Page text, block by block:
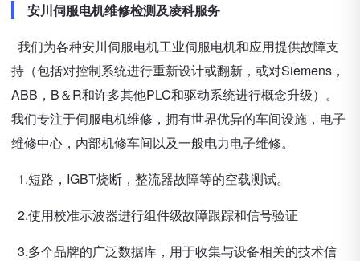
安川伺服电机维修检测及凌科服务
我们为各种安川伺服电机工业伺服电机和应用提供故障支
持（包括对控制系统进行重新设计或翻新，或对Siemens，
ABB，B＆R和许多其他PLC和驱动系统进行概念升级）。
我们专注于伺服电机维修，拥有世界优异的车间设施，电子
维修中心，内部机修车间以及一般电力电子维修。
1.短路，IGBT烧断，整流器故障等的空载测试。
2.使用校准示波器进行组件级故障跟踪和信号验证
3.多个品牌的广泛数据库，用于收集与设备相关的技术信